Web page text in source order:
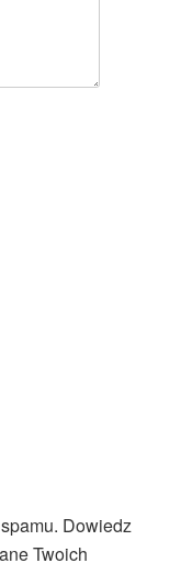
Dowiedz
Twoich